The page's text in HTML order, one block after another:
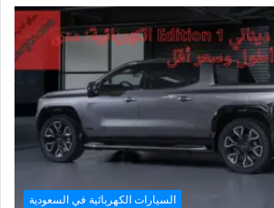
السيارات الكهربائية في السعودية